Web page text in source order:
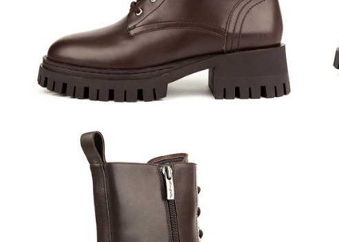
Полуботинки
Ботильоны
Челси